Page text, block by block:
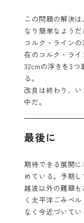
この問題の解決
なり簡単なようだ
コルク・ライン
在のコルク・ラ
32cmの浮きを3
る。
改良は終わり、
中だ。
最後に
期待できる展開
めている。予期
越波以外の難題
く太平洋ごみベ
なく今近づいてい